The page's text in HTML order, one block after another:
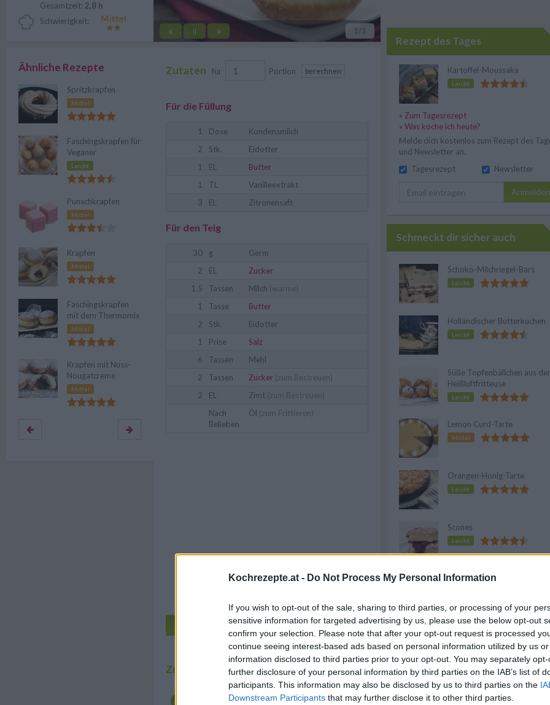
Kochrezepte.at - Do Not Process My Personal Information
If you wish to opt-out of the sale, sharing to third parties, or processing of your
sensitive information for targeted advertising by us, please use the below opt-out
confirm your selection. Please note that after your opt-out request is processed
continue seeing interest-based ads based on personal information utilized by us
information disclosed to third parties prior to your opt-out. You may separately
further disclosure of your personal information by third parties on the IAB’s list of
participants. This information may also be disclosed by us to third parties on the
Downstream Participants that may further disclose it to other third parties.
« || » 1 /1
Gesamtzeit: 2,8 h
Schwierigkeit:
Zutaten für Portion berechnen
Für die Füllung
1 Dose
Kondensmilch
2
Stk.
Eidotter
1
EL
Butter
1
TL
Vanilleextrakt
3
EL Zitronensaft
Für den Teig
30 g
Germ
2
EL
Zucker
1.5
Tassen Milch (warme)
1
Tasse
Butter
2
Stk.
Eidotter
1
Prise
Salz
6
Tassen
Mehl
2
Tassen Zucker (zum Bestreuen)
2
EL Zimt (zum Bestreuen)
Nach
Belieben
Öl (zum Frittieren)
Zu den Küchenhelfern
Auf meine Einkaufsliste
Zubereitung
Für die brasilianischen Krapfen Sonho de Creme
zuerst den Teig zubereiten: Die lauwarme Milch
Ähnliche Rezepte
Spritzkrapfen
Mittel
Faschingskrapfen für
Veganer
Leicht
Punschkrapfen
Mittel
Krapfen
Mittel
Faschingskrapfen
mit dem Thermomix
Mittel
Krapfen mit Nuss-
Nougatcreme
Mittel
Rezept des Tages
Kartoffel-Moussaka
Leicht
» Zum Tagesrezept
» Was koche ich heute?
Melde dich kostenlos zum Rezept des
und Newsletter an.
Tagesrezept
Newsletter
Anmelden
Schmeckt dir sicher auch
Schoko-Milchriegel-Bars
Leicht
Holländischer Butterkuchen
Leicht
Süße Topfenbällchen aus der
Heißluftfritteuse
Leicht
Lemon Curd-Tarte
Mittel
Orangen-Honig-Tarte
Leicht
Scones
Leicht